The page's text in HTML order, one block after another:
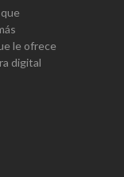
le ofrece
digital